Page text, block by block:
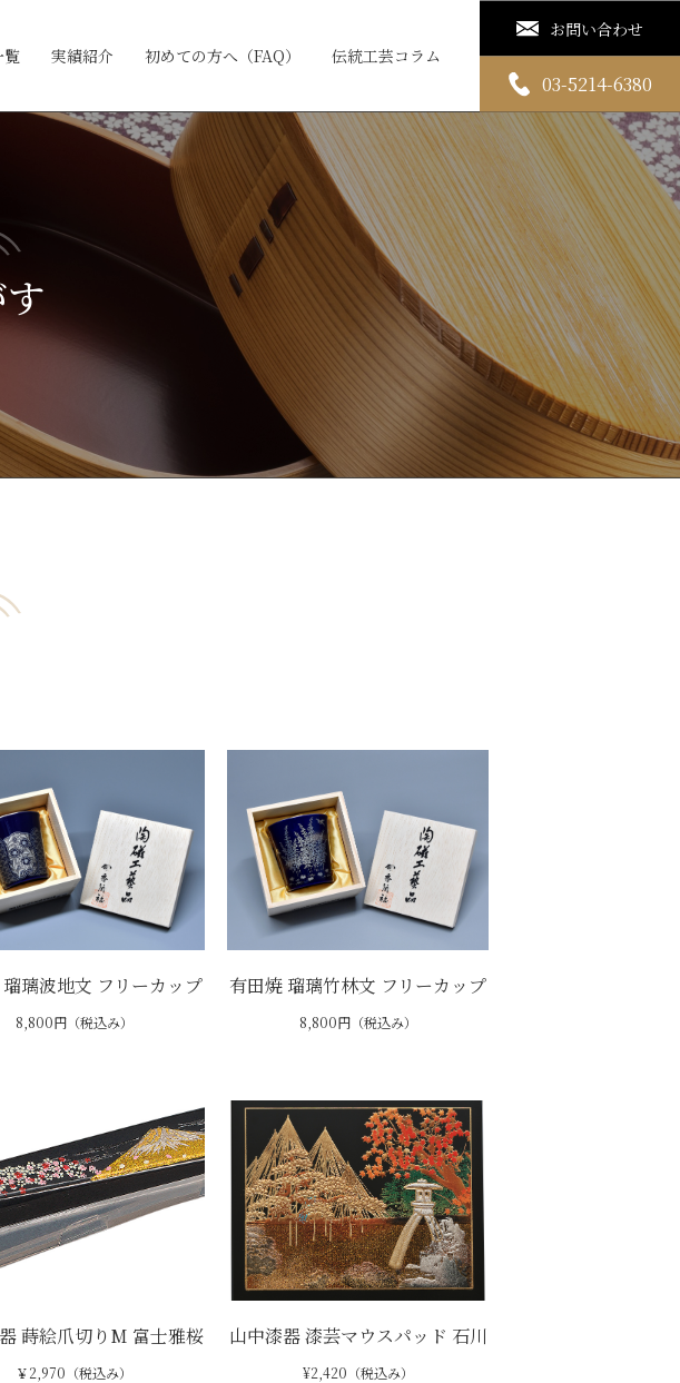
覧 実績紹介 初めての方へ（FAQ） 伝統工芸コラム
お問い合わせ
03-5214-6380
璃波地文 フリーカップ
8,800円（税込み）
有田焼 瑠璃竹林文 フリーカップ
8,800円（税込み）
蒔絵爪切りM 富士雅桜
￥2,970（税込み）
山中漆器 漆芸マウスパッド 石川
¥2,420（税込み）